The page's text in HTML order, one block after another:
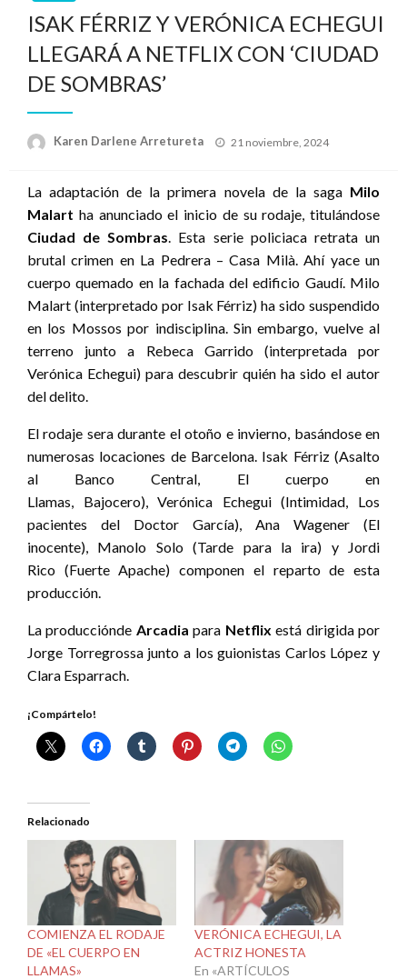
ISAK FÉRRIZ Y VERÓNICA ECHEGUI
LLEGARÁ A NETFLIX CON ‘CIUDAD
DE SOMBRAS’
Karen Darlene Arretureta
Publicado
21 noviembre, 2024
La adaptación de la primera novela de la saga Milo
Malart ha anunciado el inicio de su rodaje, titulándose
Ciudad de Sombras. Esta serie policiaca retrata un
brutal crimen en La Pedrera – Casa Milà. Ahí yace un
cuerpo quemado en la fachada del edificio Gaudí. Milo
Malart (interpretado por Isak Férriz) ha sido suspendido
en los Mossos por indisciplina. Sin embargo, vuelve al
terreno junto a Rebeca Garrido (interpretada por
Verónica Echegui) para descubrir quién ha sido el autor
del delito.
El rodaje sera durante el otoño e invierno, basándose en
numerosas locaciones de Barcelona. Isak Férriz (Asalto
al Banco Central, El cuerpo en
Llamas, Bajocero), Verónica Echegui (Intimidad, Los
pacientes del Doctor García), Ana Wagener (El
inocente), Manolo Solo (Tarde para la ira) y Jordi
Rico (Fuerte Apache) componen el reparto de esta
producción.
La producciónde Arcadia para Netflix está dirigida por
Jorge Torregrossa junto a los guionistas Carlos López y
Clara Esparrach.
¡Compártelo!
Relacionado
COMIENZA EL RODAJE
DE «EL CUERPO EN
LLAMAS»
VERÓNICA ECHEGUI, LA
ACTRIZ HONESTA
En «ARTÍCULOS